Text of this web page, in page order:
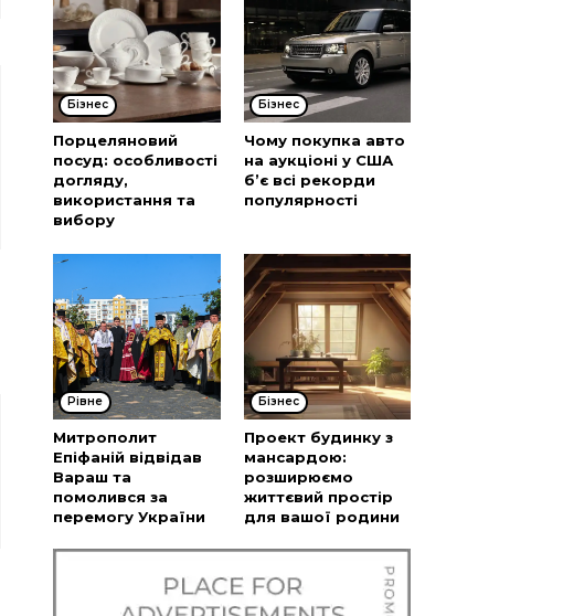
Бізнес
Порцеляновий
посуд: особливості
догляду,
використання та
вибору
Бізнес
Чому покупка авто
на аукціоні у США
б’є всі рекорди
популярності
Рівне
Митрополит
Епіфаній відвідав
Вараш та
помолився за
перемогу України
Бізнес
Проект будинку з
мансардою:
розширюємо
життєвий простір
для вашої родини